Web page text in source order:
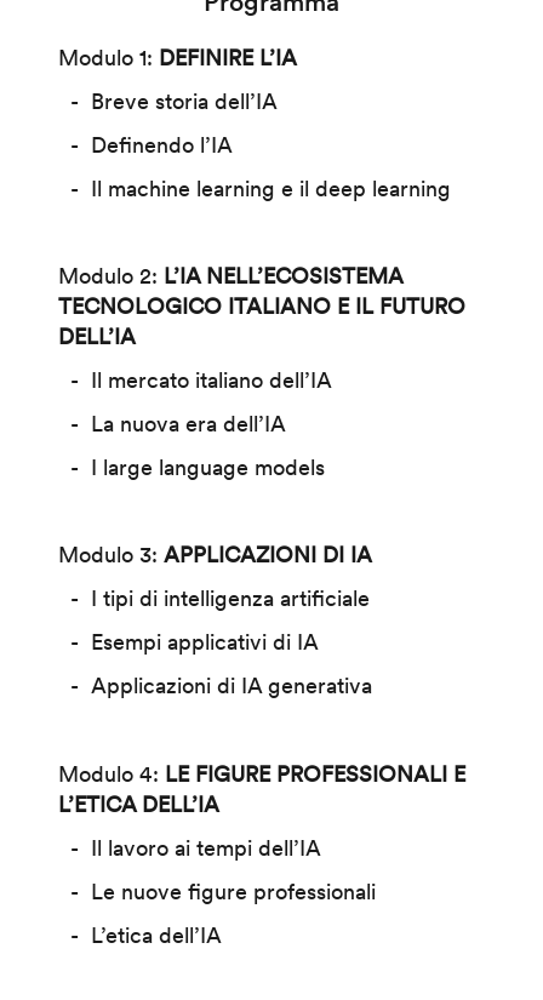
Modulo 1: DEFINIRE L’IA
Breve storia dell’IA
Definendo l’IA
Il machine learning e il deep learning
Modulo 2: L’IA NELL’ECOSISTEMA
TECNOLOGICO ITALIANO E IL FUTURO
DELL’IA
Il mercato italiano dell’IA
La nuova era dell’IA
I large language models
Modulo 3: APPLICAZIONI DI IA
I tipi di intelligenza artificiale
Esempi applicativi di IA
Applicazioni di IA generativa
Modulo 4: LE FIGURE PROFESSIONALI E
L’ETICA DELL’IA
Il lavoro ai tempi dell’IA
Le nuove figure professionali
L’etica dell’IA